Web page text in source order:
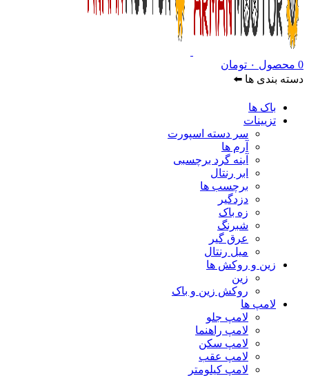
0 محصول ۰ تومان
دسته بندی ها ⬅️
باک ها
تزیینات
سر دسته اسپورت
آرم ها
آینه گرد برچسبی
ابر رنتال
برچسب ها
دزدگیر
زه باک
شبرنگ
عرق گیر
میل رنتال
زین و روکش ها
زین
روکش زین و باک
لامپ ها
لامپ جلو
لامپ راهنما
لامپ سکن
لامپ عقب
لامپ کیلومتر